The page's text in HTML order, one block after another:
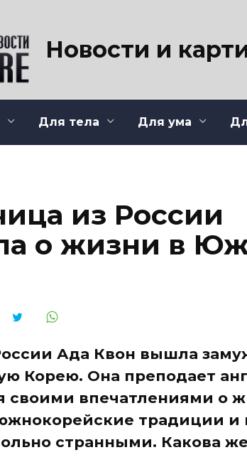
Новости и
Для тела Для ума
из России
о жизни в
Ада Квон вышла
Корею. Она преподает
своими впечатлениями о
традиции и
странными. Какова